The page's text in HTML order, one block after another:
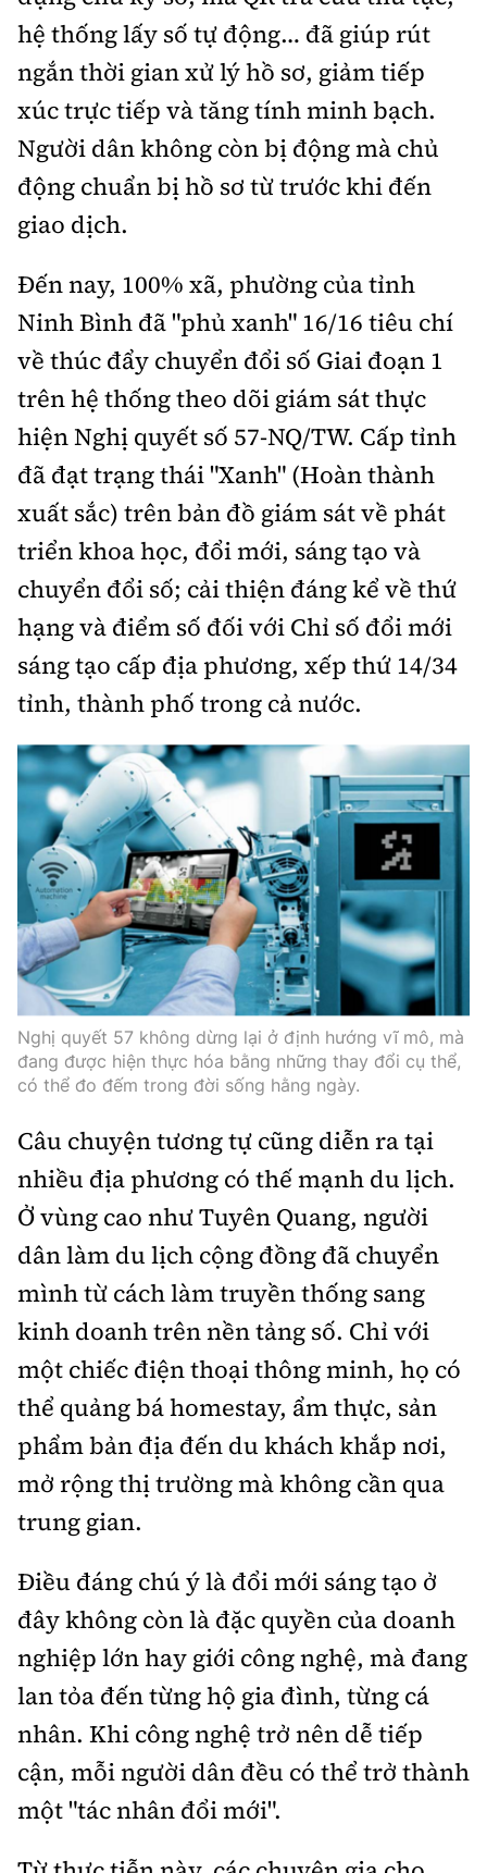
Mời thầu - Đấu thầu
Thi viết về GTVT
360 độ thể thao
Tư vấn
Hồ sơ tài liệu
Thế giới giao thông
Thế giới xây dựng
Du lịch
Khám phá
Lối sống
Ẩm thực
Video
Thời sự
Khám phá
Camera giao thông
Câu chuyện giao thông
Giải trí - Thể thao
Giấy phép số: 03/GP-BVHTTDL, cấp ngày 1/4/2025.
Tòa soạn: Số 2 Nguyễn Công Hoan, phường Giảng Võ,
Hà Nội.
Tổng biên tập: Nguyễn Thị Hồng Nga
Phó Tổng biên tập:
Nguyễn Sơn Tùng,
Nguyễn Đức Thắng, La Đức Hùng
Hotline:
0901 514 799
Quảng cáo và Phát hành:
0915 057 282
Email: bandoc@baoxaydung.vn
Cấm sao chép dưới mọi hình thức nếu không có sự
chấp thuận bằng văn bản.
Thông tin tòa
soạn
hệ thống lấy số tự động… đã giúp rút
ngắn thời gian xử lý hồ sơ, giảm tiếp
xúc trực tiếp và tăng tính minh bạch.
Người dân không còn bị động mà chủ
động chuẩn bị hồ sơ từ trước khi đến
giao dịch.
Đến nay, 100% xã, phường của tỉnh
Ninh Bình đã "phủ xanh" 16/16 tiêu chí
về thúc đẩy chuyển đổi số Giai đoạn 1
trên hệ thống theo dõi giám sát thực
hiện Nghị quyết số 57-NQ/TW. Cấp tỉnh
đã đạt trạng thái "Xanh" (Hoàn thành
xuất sắc) trên bản đồ giám sát về phát
triển khoa học, đổi mới, sáng tạo và
chuyển đổi số; cải thiện đáng kể về thứ
hạng và điểm số đối với Chỉ số đổi mới
sáng tạo cấp địa phương, xếp thứ 14/34
tỉnh, thành phố trong cả nước.
Nghị quyết 57 không dừng lại ở định hướng vĩ mô, mà
đang được hiện thực hóa bằng những thay đổi cụ thể,
có thể đo đếm trong đời sống hằng ngày.
Câu chuyện tương tự cũng diễn ra tại
nhiều địa phương có thế mạnh du lịch.
Ở vùng cao như Tuyên Quang, người
dân làm du lịch cộng đồng đã chuyển
mình từ cách làm truyền thống sang
kinh doanh trên nền tảng số. Chỉ với
một chiếc điện thoại thông minh, họ có
thể quảng bá homestay, ẩm thực, sản
phẩm bản địa đến du khách khắp nơi,
mở rộng thị trường mà không cần qua
trung gian.
Điều đáng chú ý là đổi mới sáng tạo ở
đây không còn là đặc quyền của doanh
nghiệp lớn hay giới công nghệ, mà đang
lan tỏa đến từng hộ gia đình, từng cá
nhân. Khi công nghệ trở nên dễ tiếp
cận, mỗi người dân đều có thể trở thành
một "tác nhân đổi mới".